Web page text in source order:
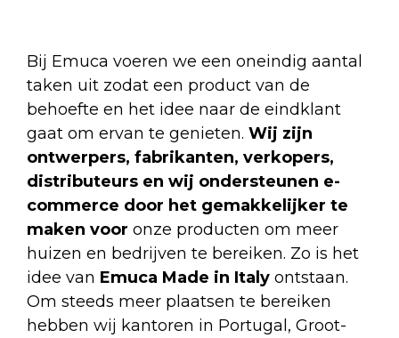
Bij Emuca voeren we een oneindig aantal
taken uit zodat een product van de
behoefte en het idee naar de eindklant
gaat om ervan te genieten. Wij zijn
ontwerpers, fabrikanten, verkopers,
distributeurs en wij ondersteunen e-
commerce door het gemakkelijker te
maken voor onze producten om meer
huizen en bedrijven te bereiken. Zo is het
idee van Emuca Made in Italy ontstaan.
Om steeds meer plaatsen te bereiken
hebben wij kantoren in Portugal, Groot-